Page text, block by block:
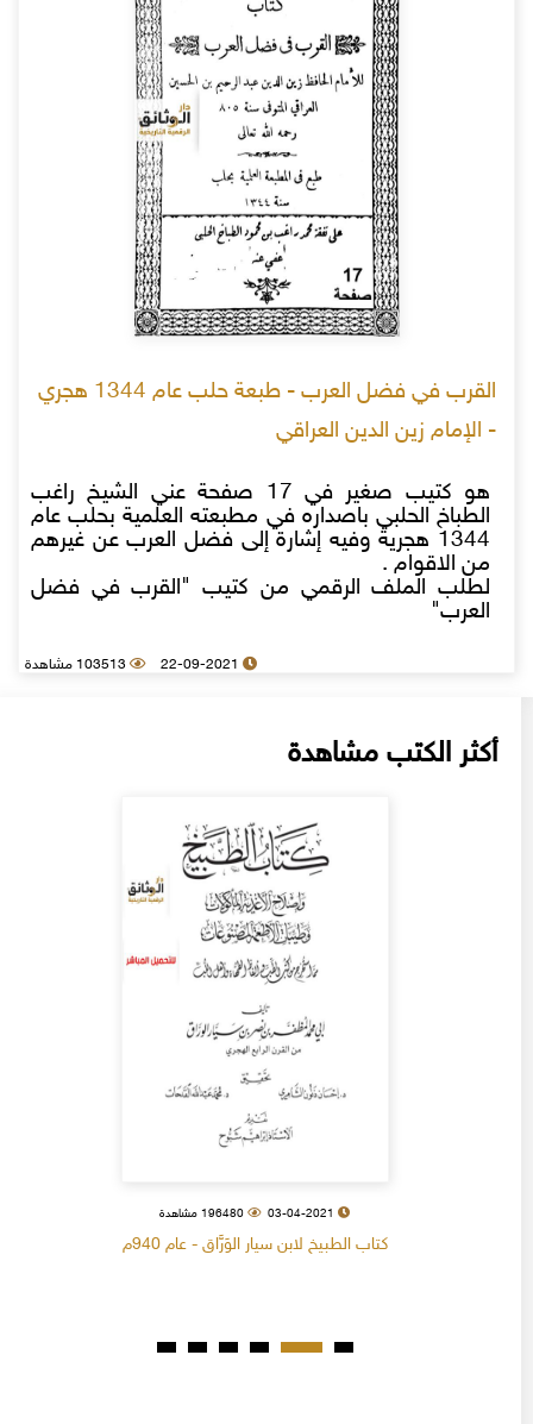
القرب في فضل العرب - طبعة حلب عام 1344 هجري
- الإمام زين الدين العراقي
هو كتيب صغير في 17 صفحة عني الشيخ راغب
الطباخ الحلبي باصداره في مطبعته العلمية بحلب عام
1344 هجرية وفيه إشارة إلى فضل العرب عن غيرهم
من الاقوام .
لطلب الملف الرقمي من كتيب "القرب في فضل
العرب"
22-09-2021 103513 مشاهدة
أكثر الكتب مشاهدة
03-04-2021 196480 مشاهدة
كتاب الطبيخ لابن سيار الوَرَّاق - عام 940م